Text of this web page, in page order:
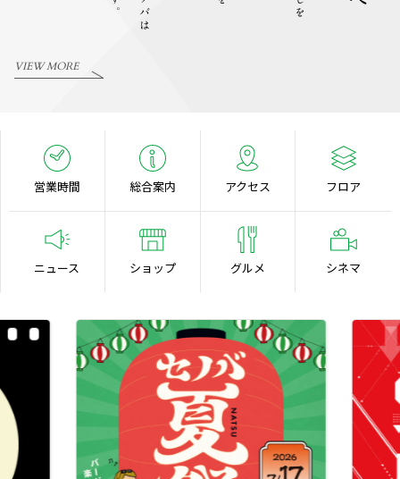
VIEW MORE
営業時間 総合案内 アクセス フロア
ニュース ショップ グルメ シネマ